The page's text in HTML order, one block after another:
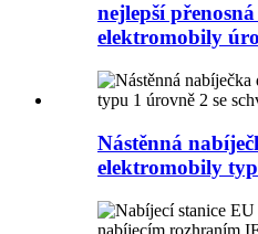
nejlepší
elektromobily
Nástěnná
elektromobily